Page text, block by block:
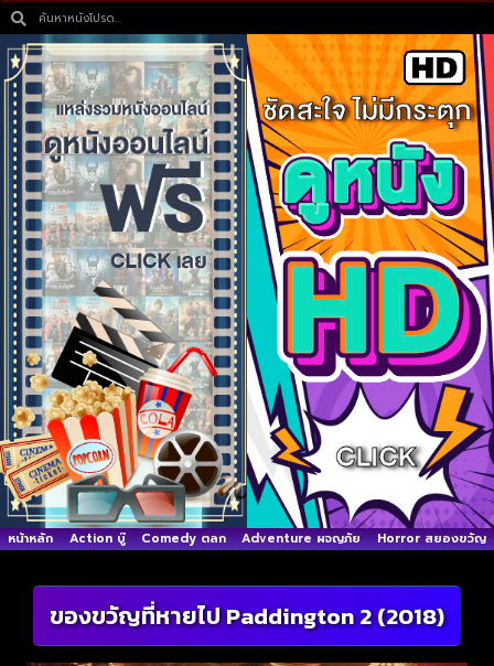
หน้าหลัก Action บู๊ Comedy ตลก Adventure ผจญภัย Horror สยองขวัญ
ของขวัญที่หายไป Paddington 2 (2018)